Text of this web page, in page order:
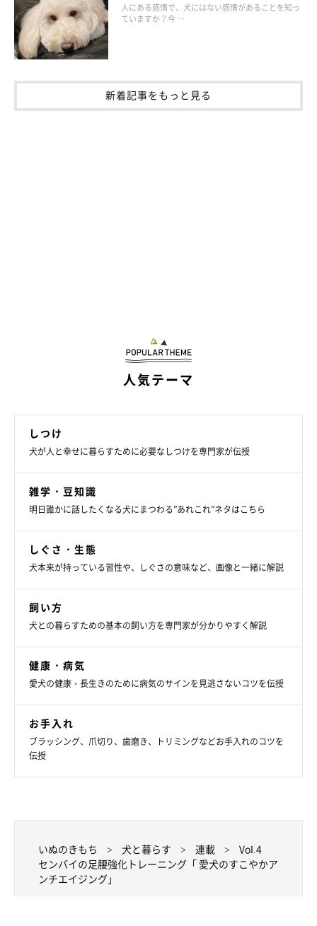
人にある感情で、犬にはない感情があることを知っ
ていますか？今 …
新着記事をもっと見る
人気テーマ
しつけ
犬が人と幸せに暮らすために必要なしつけを専門家が伝授
雑学・豆知識
明日誰かに話したくなる犬にまつわる”あれこれ”ネタはこちら
しぐさ・生態
犬本来が持っている習性や、しぐさの意味など、画像と一緒に解説
飼い方
犬との暮らすための基本の飼い方を専門家が分かりやすく解説
健康・病気
愛犬の健康・長生きのために病気のサインを見逃さないコツを伝授
お手入れ
ブラッシング、爪切り、歯磨き、トリミングなどお手入れのコツを
伝授
いぬのきもち 犬と暮らす 連載
Vol.4
センパイの足腰強化トレーニング「 愛犬のすこやかア
ンチエイジング」